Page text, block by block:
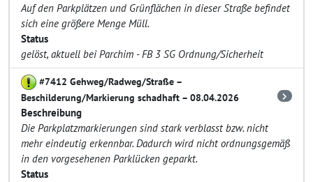
Auf den Parkplätzen und Grünflächen in dieser Straße befindet
sich eine größere Menge Müll.
Status
gelöst, aktuell bei Parchim - FB 3 SG Ordnung/Sicherheit
#7412 Gehweg/Radweg/Straße –
Beschilderung/Markierung schadhaft – 08.04.2026
Beschreibung
Die Parkplatzmarkierungen sind stark verblasst bzw. nicht
mehr eindeutig erkennbar. Dadurch wird nicht ordnungsgemäß
in den vorgesehenen Parklücken geparkt.
Status